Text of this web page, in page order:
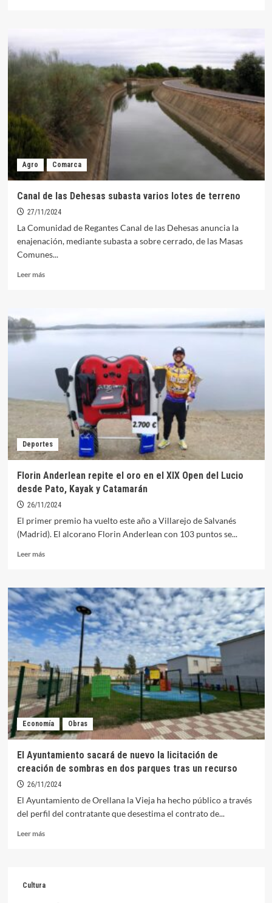
un
centenar
de
contra
la
Violencia
de
Género
Agro Comarca
Canal de las Dehesas subasta varios lotes de terreno
27/11/2024
La Comunidad de Regantes Canal de las Dehesas anuncia la
enajenación, mediante subasta a sobre cerrado, de las Masas
Comunes...
Leer másLeer
las
varios
lotes
terreno
Deportes
Florin Anderlean repite el oro en el XIX Open del Lucio
desde Pato, Kayak y Catamarán
26/11/2024
El primer premio ha vuelto este año a Villarejo de Salvanés
(Madrid). El alcorano Florin Anderlean con 103 puntos se...
Leer másLeer
Florin
Anderlean
repite
el
oro
en
XIX
Open
del
Lucio
desde
Pato,
Kayak
Catamarán
Economía Obras
El Ayuntamiento sacará de nuevo la licitación de
creación de sombras en dos parques tras un recurso
26/11/2024
El Ayuntamiento de Orellana la Vieja ha hecho público a través
del perfil del contratante que desestima el contrato de...
Leer másLeer
sacará
Cultura